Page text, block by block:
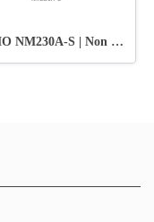
BELIMO NM230A-S | Non Fail-Safe Damper Actuator